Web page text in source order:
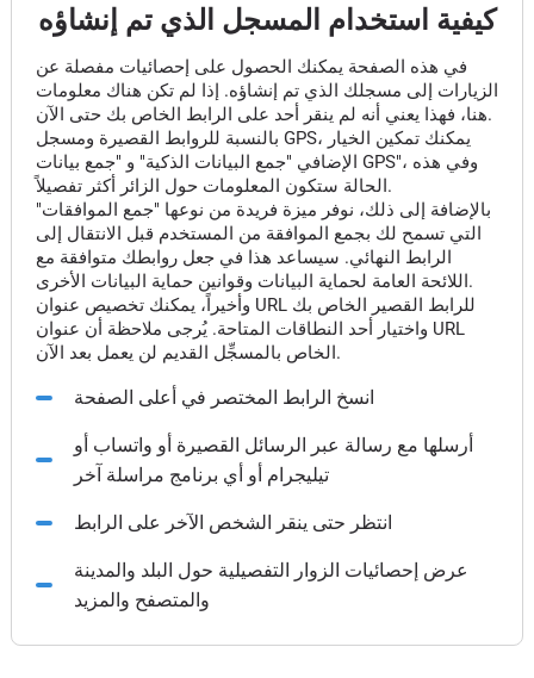
كيفية استخدام المسجل الذي تم إنشاؤه
في هذه الصفحة يمكنك الحصول على إحصائيات مفصلة عن
الزيارات إلى مسجلك الذي تم إنشاؤه. إذا لم تكن هناك معلومات
هنا، فهذا يعني أنه لم ينقر أحد على الرابط الخاص بك حتى الآن.
بالنسبة للروابط القصيرة ومسجل GPS، يمكنك تمكين الخيار
الإضافي "جمع البيانات الذكية" و "جمع بيانات GPS"، وفي هذه
الحالة ستكون المعلومات حول الزائر أكثر تفصيلاً.
بالإضافة إلى ذلك، نوفر ميزة فريدة من نوعها "جمع الموافقات"
التي تسمح لك بجمع الموافقة من المستخدم قبل الانتقال إلى
الرابط النهائي. سيساعد هذا في جعل روابطك متوافقة مع
اللائحة العامة لحماية البيانات وقوانين حماية البيانات الأخرى.
وأخيراً، يمكنك تخصيص عنوان URL للرابط القصير الخاص بك
واختيار أحد النطاقات المتاحة. يُرجى ملاحظة أن عنوان URL
الخاص بالمسجِّل القديم لن يعمل بعد الآن.
انسخ الرابط المختصر في أعلى الصفحة
أرسلها مع رسالة عبر الرسائل القصيرة أو واتساب أو
تيليجرام أو أي برنامج مراسلة آخر
انتظر حتى ينقر الشخص الآخر على الرابط
عرض إحصائيات الزوار التفصيلية حول البلد والمدينة
والمتصفح والمزيد